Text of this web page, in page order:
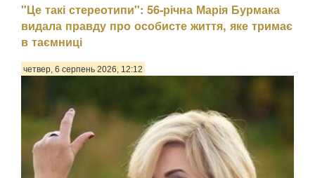
"Це такі стереотипи": 56-річна Марія Бурмака
видала правду про особисте життя, яке тримає
в таємниці
четвер, 6 серпень 2026, 12:12